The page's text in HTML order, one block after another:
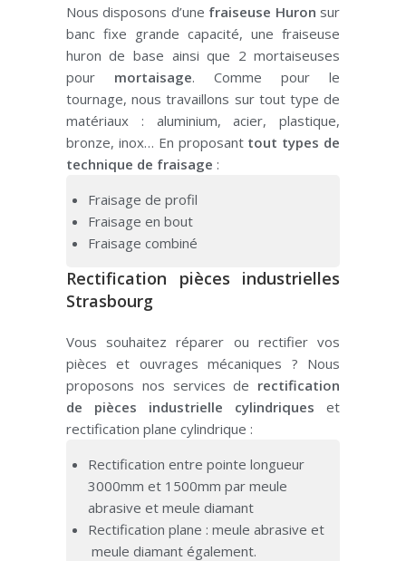
Nous disposons d’une fraiseuse Huron sur
banc fixe grande capacité, une fraiseuse
huron de base ainsi que 2 mortaiseuses
pour mortaisage. Comme pour le
tournage, nous travaillons sur tout type de
matériaux : aluminium, acier, plastique,
bronze, inox… En proposant tout types de
technique de fraisage :
Fraisage de profil
Fraisage en bout
Fraisage combiné
Rectification pièces industrielles
Strasbourg
Vous souhaitez réparer ou rectifier vos
pièces et ouvrages mécaniques ? Nous
proposons nos services de rectification
de pièces industrielle cylindriques et
rectification plane cylindrique :
Rectification entre pointe longueur
3000mm et 1500mm par meule
abrasive et meule diamant
Rectification plane : meule abrasive et
meule diamant également.